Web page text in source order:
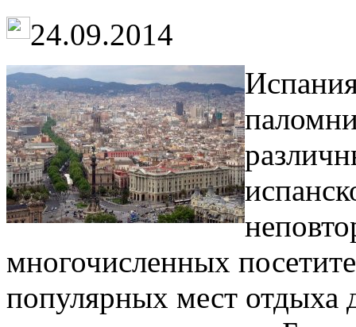
24.09.2014
многочисленных
популярных мест отдыха